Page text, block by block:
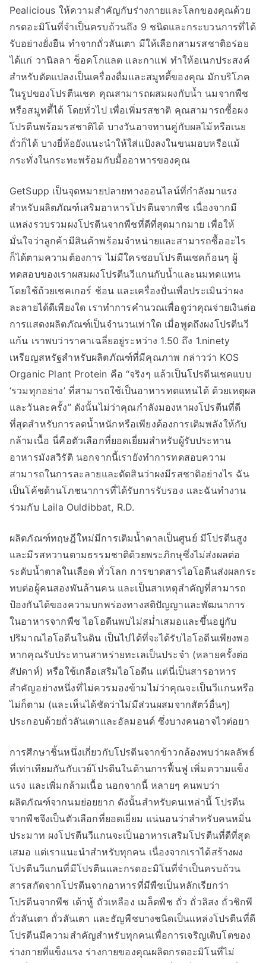
Pealicious ให้ความสำคัญกับร่างกายและโลกของคุณด้วย
กรดอะมิโนที่จำเป็นครบถ้วนถึง 9 ชนิดและกระบวนการที่ได้
รับอย่างยั่งยืน ทำจากถั่วลันเตา มีให้เลือกสามรสชาติอร่อย
ได้แก่ วานิลลา ช็อคโกแลต และกาแฟ ทำให้อเนกประสงค์
สำหรับดัดแปลงเป็นเครื่องดื่มและสมูทตี้ของคุณ มักบริโภค
ในรูปของโปรตีนเชค คุณสามารถผสมผงกับน้ำ นมจากพืช
หรือสมูทตี้ได้ โดยทั่วไป เพื่อเพิ่มรสชาติ คุณสามารถซื้อผง
โปรตีนพร้อมรสชาติได้ บางวันอาจทานคู่กับผลไม้หรือเนย
ถั่วก็ได้ บางยี่ห้อยังแนะนำให้ใส่แป้งลงในขนมอบหรือแม้
กระทั่งในกระทะพร้อมกับมื้ออาหารของคุณ
GetSupp เป็นจุดหมายปลายทางออนไลน์ที่กำลังมาแรง
สำหรับผลิตภัณฑ์เสริมอาหารโปรตีนจากพืช เนื่องจากมี
แหล่งรวบรวมผงโปรตีนจากพืชที่ดีที่สุดมากมาย เพื่อให้
มั่นใจว่าลูกค้ามีสินค้าพร้อมจำหน่ายและสามารถซื้ออะไร
ก็ได้ตามความต้องการ ไม่มีใครชอบโปรตีนเชคก้อนๆ ผู้
ทดสอบของเราผสมผงโปรตีนวีแกนกับน้ำและนมทดแทน
โดยใช้ถ้วยเชคเกอร์ ช้อน และเครื่องปั่นเพื่อประเมินว่าผง
ละลายได้ดีเพียงใด เราทำการคำนวณเพื่อดูว่าคุณจ่ายเงินต่อ
การแสดงผลิตภัณฑ์เป็นจำนวนเท่าใด เมื่อพูดถึงผงโปรตีนวี
แก้น เราพบว่าราคาเฉลี่ยอยู่ระหว่าง 1.50 ถึง 1.ninety
เหรียญสหรัฐสำหรับผลิตภัณฑ์ที่มีคุณภาพ กล่าวว่า KOS
Organic Plant Protein คือ “จริงๆ แล้วเป็นโปรตีนเชคแบบ
‘รวมทุกอย่าง’ ที่สามารถใช้เป็นอาหารทดแทนได้ ด้วยเหตุผล
และวันละครั้ง” ดังนั้นไม่ว่าคุณกำลังมองหาผงโปรตีนที่ดี
ที่สุดสำหรับการลดน้ำหนักหรือเพียงต้องการเติมพลังให้กับ
กล้ามเนื้อ นี่คือตัวเลือกที่ยอดเยี่ยมสำหรับผู้รับประทาน
อาหารมังสวิรัติ นอกจากนี้เรายังทำการทดสอบความ
สามารถในการละลายและตัดสินว่าผงมีรสชาติอย่างไร ฉัน
เป็นโค้ชด้านโภชนาการที่ได้รับการรับรอง และฉันทำงาน
ร่วมกับ Laila Ouldibbat, R.D.
ผลิตภัณฑ์ทฤษฎีใหม่มีการเติมน้ำตาลเป็นศูนย์ มีโปรตีนสูง
และมีรสหวานตามธรรมชาติด้วยพระภิกษุซึ่งไม่ส่งผลต่อ
ระดับน้ำตาลในเลือด ทั่วโลก การขาดสารไอโอดีนส่งผลกระ
ทบต่อผู้คนสองพันล้านคน และเป็นสาเหตุสำคัญที่สามารถ
ป้องกันได้ของความบกพร่องทางสติปัญญาและพัฒนาการ
ในอาหารจากพืช ไอโอดีนพบไม่สม่ำเสมอและขึ้นอยู่กับ
ปริมาณไอโอดีนในดิน เป็นไปได้ที่จะได้รับไอโอดีนเพียงพอ
หากคุณรับประทานสาหร่ายทะเลเป็นประจำ (หลายครั้งต่อ
สัปดาห์) หรือใช้เกลือเสริมไอโอดีน แต่นี่เป็นสารอาหาร
สำคัญอย่างหนึ่งที่ไม่ควรมองข้ามไม่ว่าคุณจะเป็นวีแกนหรือ
ไม่ก็ตาม (และเห็นได้ชัดว่าไม่มีส่วนผสมจากสัตว์อื่นๆ)
ประกอบด้วยถั่วลันเตาและอัลมอนด์ ซึ่งบางคนอาจไวต่อยา
การศึกษาชิ้นหนึ่งเกี่ยวกับโปรตีนจากข้าวกล้องพบว่าผลลัพธ์
ที่เท่าเทียมกันกับเวย์โปรตีนในด้านการฟื้นฟู เพิ่มความแข็ง
แรง และเพิ่มกล้ามเนื้อ นอกจากนี้ หลายๆ คนพบว่า
ผลิตภัณฑ์จากนมย่อยยาก ดังนั้นสำหรับคนเหล่านี้ โปรตีน
จากพืชจึงเป็นตัวเลือกที่ยอดเยี่ยม แน่นอนว่าสำหรับคนหมิ่น
ประมาท ผงโปรตีนวีแกนจะเป็นอาหารเสริมโปรตีนที่ดีที่สุด
เสมอ แต่เราแนะนำสำหรับทุกคน เนื่องจากเราได้สร้างผง
โปรตีนวีแกนที่มีโปรตีนและกรดอะมิโนที่จำเป็นครบถ้วน
สารสกัดจากโปรตีนจากอาหารที่มีพืชเป็นหลักเรียกว่า
โปรตีนจากพืช เต้าหู้ ถั่วเหลือง เมล็ดพืช ถั่ว ถั่วลิสง ถั่วชิกพี
ถั่วลันเตา ถั่วลันเตา และธัญพืชบางชนิดเป็นแหล่งโปรตีนที่ดี
โปรตีนมีความสำคัญสำหรับทุกคนเพื่อการเจริญเติบโตของ
ร่างกายที่แข็งแรง ร่างกายของคุณผลิตกรดอะมิโนที่ไม่